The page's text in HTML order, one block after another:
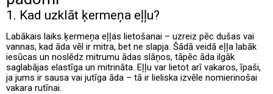
1. Kad uzklāt ķermeņa eļļu?
Labākais laiks ķermeņa eļļas lietošanai – uzreiz pēc dušas vai
vannas, kad āda vēl ir mitra, bet ne slapja. Šādā veidā eļļa labāk
iesūcas un noslēdz mitrumu ādas slāņos, tāpēc āda ilgāk
saglabājas elastīga un mitrināta. Eļļu var lietot arī vakaros, īpaši,
ja jums ir sausa vai jutīga āda – tā ir lieliska izvēle nomierinošai
vakara rutīnai.